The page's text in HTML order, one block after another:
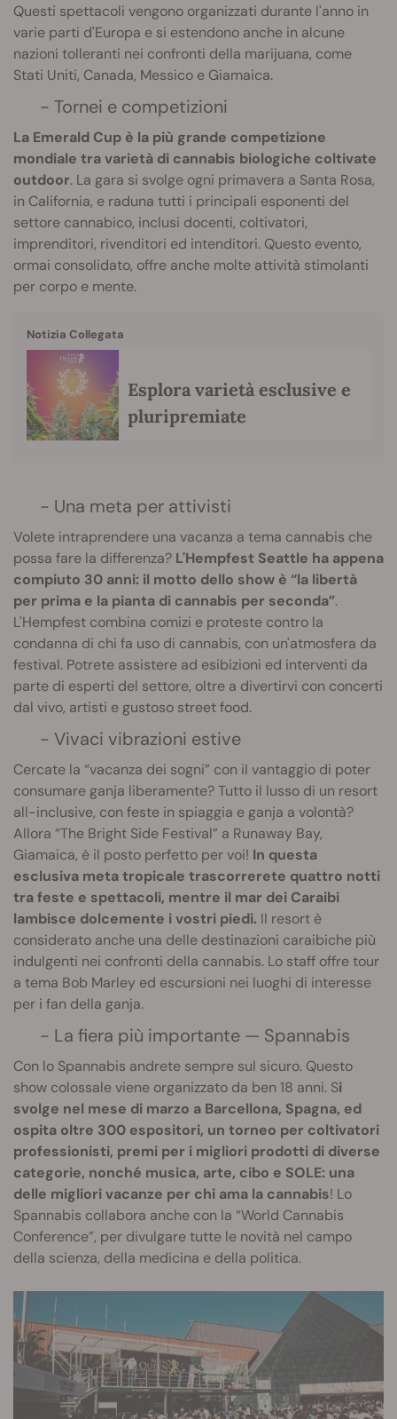
Questi spettacoli vengono organizzati durante l'anno in
varie parti d'Europa e si estendono anche in alcune
nazioni tolleranti nei confronti della marijuana, come
Stati Uniti, Canada, Messico e Giamaica.
- Tornei e competizioni
La Emerald Cup è la più grande competizione
mondiale tra varietà di cannabis biologiche coltivate
outdoor. La gara si svolge ogni primavera a Santa Rosa,
in California, e raduna tutti i principali esponenti del
settore cannabico, inclusi docenti, coltivatori,
imprenditori, rivenditori ed intenditori. Questo evento,
ormai consolidato, offre anche molte attività stimolanti
per corpo e mente.
Notizia Collegata
Esplora varietà esclusive e
pluripremiate
- Una meta per attivisti
Volete intraprendere una vacanza a tema cannabis che
possa fare la differenza? L'Hempfest Seattle ha appena
compiuto 30 anni: il motto dello show è “la libertà
per prima e la pianta di cannabis per seconda”.
L'Hempfest combina comizi e proteste contro la
condanna di chi fa uso di cannabis, con un'atmosfera da
festival. Potrete assistere ad esibizioni ed interventi da
parte di esperti del settore, oltre a divertirvi con concerti
dal vivo, artisti e gustoso street food.
- Vivaci vibrazioni estive
Cercate la “vacanza dei sogni” con il vantaggio di poter
consumare ganja liberamente? Tutto il lusso di un resort
all-inclusive, con feste in spiaggia e ganja a volontà?
Allora “The Bright Side Festival” a Runaway Bay,
Giamaica, è il posto perfetto per voi! In questa
esclusiva meta tropicale trascorrerete quattro notti
tra feste e spettacoli, mentre il mar dei Caraibi
lambisce dolcemente i vostri piedi. Il resort è
considerato anche una delle destinazioni caraibiche più
indulgenti nei confronti della cannabis. Lo staff offre tour
a tema Bob Marley ed escursioni nei luoghi di interesse
per i fan della ganja.
- La fiera più importante — Spannabis
Con lo Spannabis andrete sempre sul sicuro. Questo
show colossale viene organizzato da ben 18 anni. Si
svolge nel mese di marzo a Barcellona, Spagna, ed
ospita oltre 300 espositori, un torneo per coltivatori
professionisti, premi per i migliori prodotti di diverse
categorie, nonché musica, arte, cibo e SOLE: una
delle migliori vacanze per chi ama la cannabis! Lo
Spannabis collabora anche con la “World Cannabis
Conference”, per divulgare tutte le novità nel campo
della scienza, della medicina e della politica.